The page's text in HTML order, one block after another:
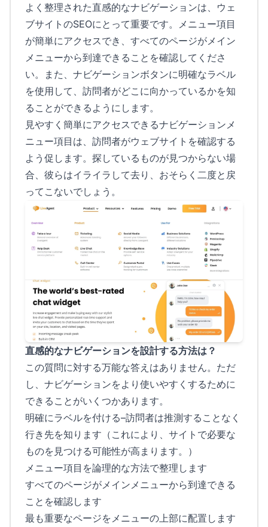
よく整理された直感的なナビゲーションは、ウェ
ブサイトのSEOにとって重要です。メニュー項目
が簡単にアクセスでき、すべてのページがメイン
メニューから到達できることを確認してくださ
い。また、ナビゲーションボタンに明確なラベル
を使用して、訪問者がどこに向かっているかを知
ることができるようにします。
見やすく簡単にアクセスできるナビゲーションメ
ニュー項目は、訪問者がウェブサイトを確認する
よう促します。探しているものが見つからない場
合、彼らはイライラして去り、おそらく二度と戻
ってこないでしょう。
直感的なナビゲーションを設計する方法は？
この質問に対する万能な答えはありません。ただ
し、ナビゲーションをより使いやすくするために
できることがいくつかあります。
明確にラベルを付ける–訪問者は推測することなく
行き先を知ります（これにより、サイトで必要な
ものを見つける可能性が高まります。）
メニュー項目を論理的な方法で整理します
すべてのページがメインメニューから到達できる
ことを確認します
最も重要なページをメニューの上部に配置します